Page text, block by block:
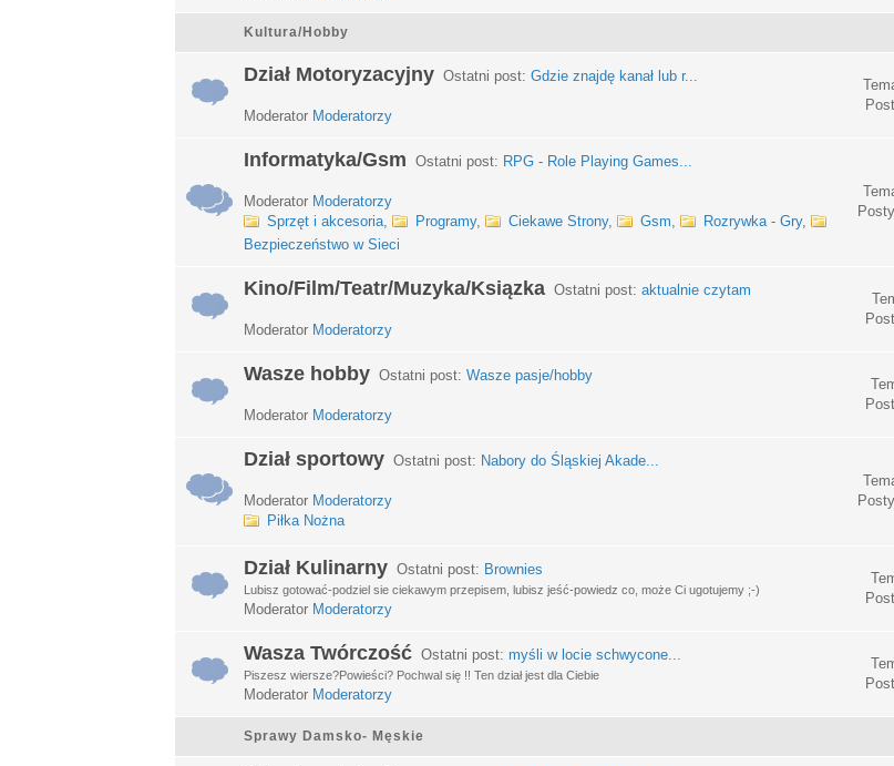
Kultura/Hobby
Dział Motoryzacyjny Ostatni post: Gdzie znajdę kanał lub r...
Moderator Moderatorzy
Informatyka/Gsm Ostatni post: RPG - Role Playing Games...
Moderator Moderatorzy
Sprzęt i akcesoria, Programy, Ciekawe Strony, Gsm, Rozrywka - Gry,
Bezpieczeństwo w Sieci
Kino/Film/Teatr/Muzyka/Ksiązka Ostatni post: aktualnie czytam
Moderator Moderatorzy
Wasze hobby Ostatni post: Wasze pasje/hobby
Moderator Moderatorzy
Dział sportowy Ostatni post: Nabory do Śląskiej Akade...
Moderator Moderatorzy
Piłka Nożna
Dział Kulinarny Ostatni post: Brownies
Lubisz gotować-podziel sie ciekawym przepisem, lubisz jeść-powiedz co, może Ci ugotujemy ;-)
Moderator Moderatorzy
Wasza Twórczość Ostatni post: myśli w locie schwycone...
Piszesz wiersze?Powieści? Pochwal się !! Ten dział jest dla Ciebie
Moderator Moderatorzy
Sprawy Damsko- Męskie